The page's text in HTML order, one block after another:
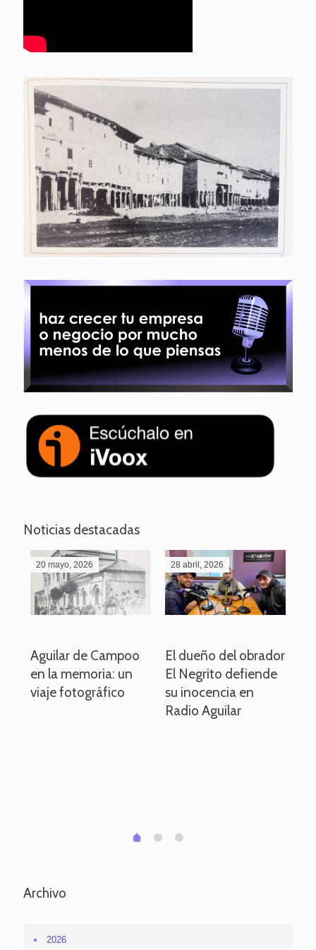
Noticias destacadas
20 mayo, 2026
Aguilar de Campoo
en la memoria: un
viaje fotográfico
28 abril, 2026
El dueño del obrador
El Negrito defiende
su inocencia en
Radio Aguilar
0 1 2
Archivo
2026